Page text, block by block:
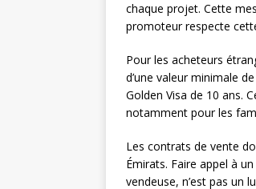
chaque projet. Cette
promoteur respecte
Pour les acheteurs
d’une valeur minimale de
Golden Visa de 10 ans.
notamment pour les
Les contrats de vente
Émirats. Faire appel à
vendeuse, n’est pas un